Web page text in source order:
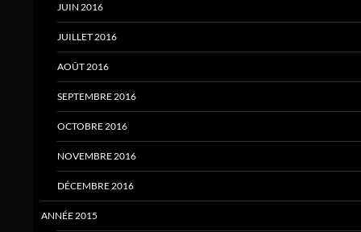
JUIN 2016
JUILLET 2016
AOÛT 2016
SEPTEMBRE 2016
OCTOBRE 2016
NOVEMBRE 2016
DÉCEMBRE 2016
ANNÉE 2015